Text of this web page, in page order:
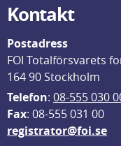
Kontakt
Postadress
FOI Totalförsvarets
164 90 Stockholm
Telefon: 08-555 030
Fax: 08-555 031 00
registrator@foi.se